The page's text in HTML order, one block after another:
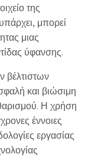
της
μπορεί
μιας
ύφανσης.
βέλτιστων
και βιώσιμη
Η χρήση
έννοιες
εργασίας